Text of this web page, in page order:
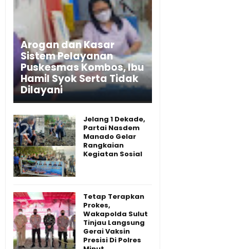
Arogan dan Kasar
Sistem Pelayanan
Puskesmas Kombos, Ibu
Hamil Syok Serta Tidak
Dilayani
Jelang 1 Dekade,
Partai Nasdem
Manado Gelar
Rangkaian
Kegiatan Sosial
Tetap Terapkan
Prokes,
Wakapolda Sulut
Tinjau Langsung
Gerai Vaksin
Presisi Di Polres